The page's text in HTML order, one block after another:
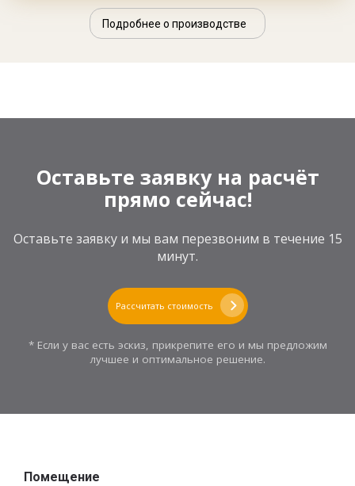
Подробнее о производстве
Оставьте заявку на расчёт
прямо сейчас!
Оставьте заявку и мы вам перезвоним в течение 15
минут.
Рассчитать стоимость
* Если у вас есть эскиз, прикрепите его и мы предложим
лучшее и оптимальное решение.
Помещение